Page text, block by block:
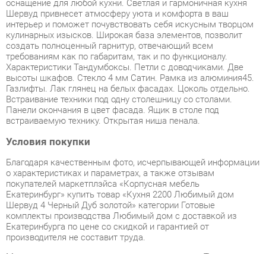
требованиям как по габаритам, так и по функционалу.
Характеристики Тандумбоксы. Петли с доводчиками. Две
высоты шкафов. Стекло 4 мм Сатин. Рамка из алюминия45.
Газлифты. Лак глянец на белых фасадах. Цоколь отдельно.
Встраивание техники под одну столешницу со столами.
Панели окончания в цвет фасада. Ящик в столе под
встраиваемую технику. Открытая ниша пенала.
Условия покупки
Благодаря качественным фото, исчерпывающей информации
о характеристиках и параметрах, а также отзывам
Екатеринбург» купить товар «Кухня 2200 Любимый дом
комплекты производства Любимый дом с доставкой из
Екатеринбурга по цене со скидкой и гарантией от
производителя не составит труда.
Мы отправляем заказы в доставку ежедневно. Товары из
ассортимента в наличии на складе в Екатеринбурге вы
получите не позднее48-ми часовс момента оформления
заказа. Дополнительно вы можете заказать подъём на этаж
и сборку мебельных изделий.